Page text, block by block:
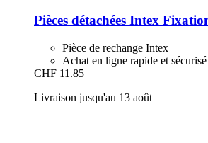
Pièces détachées Intex
Pièce de rechange Intex
Achat en ligne rapide et sécurisé
CHF 11.85
Livraison jusqu'au 13 août